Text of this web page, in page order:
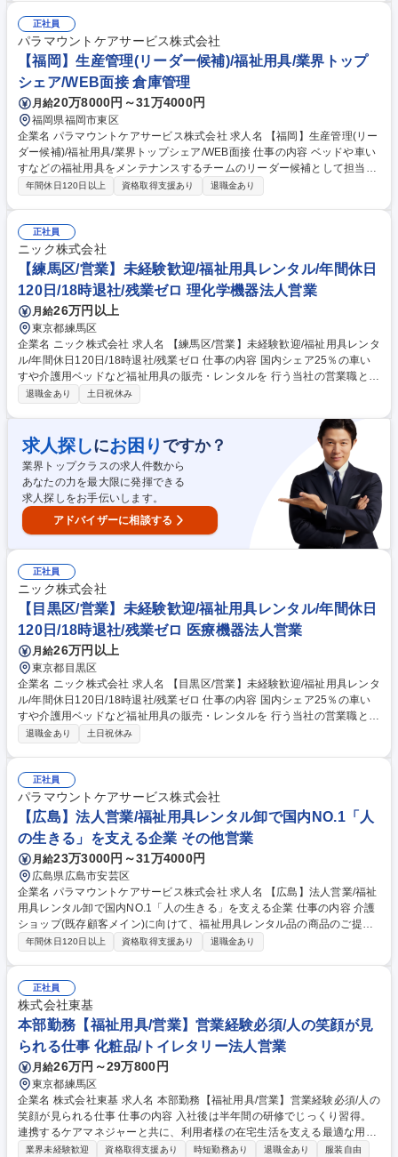
介護ショップに対して、新たなニーズが出てきた際に一番にお声がけいた
だける関係構築が重要となるため、提案力より人柄を重視しております。
既存顧客メインで1日7～10件(営業先4～5件、納品3～5件)ほど訪問。介
護ショップ向けに製品の使用方法等の勉強会を実施いただくこともありま
す。個人目標はありますがノルマでなく、拠点での目標達成を重視。 募集
職種 【長崎】法人営業/福祉用具レンタル卸で国内NO.1「人の生きる」を
支える企業
正社員
パラマウントケアサービス株式会社
【福岡】生産管理(リーダー候補)/福祉用具/業界トップ
シェア/WEB面接 倉庫管理
月給20万8000円～31万4000円
福岡県福岡市東区
企業名 パラマウントケアサービス株式会社 求人名 【福岡】生産管理(リー
ダー候補)/福祉用具/業界トップシェア/WEB面接 仕事の内容 ベッドや車い
すなどの福祉用具をメンテナンスするチームのリーダー候補として担当い
ただきます。必要な時にすぐに質の良い福祉用具を届けられるように、計
管理（システムやExcelで需要予測を行いながら、仕入やメンテナンス計
画の立案、実行）■倉庫業務（商品入出荷・商品保管の作業）■10名～15
名ほどのチームリーダーとしてメンテナンス計画の立案、実行、入出荷業
務の進捗管理 ※入社後、業務に慣れていただいた後、将来的にリーダーを
担当いただきますのでご安心ください。 募集職種 【福岡】生産管理(リー
ダー候補)/福祉用具/業界トップシェア/WEB面接
年間休日120日以上 資格取得支援あり 退職金あり
正社員
ニック株式会社
【練馬区/営業】未経験歓迎/福祉用具レンタル/年間休日
120日/18時退社/残業ゼロ 理化学機器法人営業
月給26万円以上
東京都練馬区
企業名 ニック株式会社 求人名 【練馬区/営業】未経験歓迎/福祉用具レンタ
ル/年間休日120日/18時退社/残業ゼロ 仕事の内容 国内シェア25％の車い
すや介護用ベッドなど福祉用具の販売・レンタルを 行う当社の営業職とし
て、病院や福祉施設に対する法人営業(販売メイン) と、個人の利用者様向
ジャーやユーザーへのヒアリング（身体状況・住宅状況など）から、福祉
用具の選定と提案、取扱説明、納品まで。また半年に一度、納品した商品
のチェックや利用者様の状態を確認し、必要に応じて用具の再選定を行う
など顧客サポートにも力を入れており、1人1人の要望を汲み取った営業を
行うことができます。営業1名あたり100名前後のお客様を担当します
が、長期の関係構築ができる場合も多くあります。 募集職種 【練馬区/営
業】未経験歓迎/福祉用具レンタル/年間休日120日/18時退社/残業ゼロ
退職金あり 土日祝休み
求人探しにお困り ですか？
業界トップクラスの求人件数から
あなたの力を最大限に発揮できる
求人探しをお手伝いします。
アドバイザーに相談する
正社員
ニック株式会社
【目黒区/営業】未経験歓迎/福祉用具レンタル/年間休日
120日/18時退社/残業ゼロ 医療機器法人営業
月給26万円以上
東京都目黒区
企業名 ニック株式会社 求人名 【目黒区/営業】未経験歓迎/福祉用具レンタ
ル/年間休日120日/18時退社/残業ゼロ 仕事の内容 国内シェア25％の車い
すや介護用ベッドなど福祉用具の販売・レンタルを 行う当社の営業職とし
て、病院や福祉施設に対する法人営業(販売メイン) と、個人の利用者様向
用具の選定と提案、取扱説明、納品まで。また半年に一度、納品した商品
のチェックや利用者様の状態を確認し、必要に応じて用具の再選定を行う
など顧客サポートにも力を入れており、1人1人の要望を汲み取った営業を
行うことができます。営業1名あたり100名前後のお客様を担当します
が、長期の関係構築ができる場合も多くあります。 募集職種 【目黒区/営
業】未経験歓迎/福祉用具レンタル/年間休日120日/18時退社/残業ゼロ
退職金あり 土日祝休み
正社員
パラマウントケアサービス株式会社
【広島】法人営業/福祉用具レンタル卸で国内NO.1「人
の生きる」を支える企業 その他営業
月給23万3000円～31万4000円
広島県広島市安芸区
企業名 パラマウントケアサービス株式会社 求人名 【広島】法人営業/福祉
用具レンタル卸で国内NO.1「人の生きる」を支える企業 仕事の内容 介護
ショップ(既存顧客メイン)に向けて、福祉用具レンタル品の商品のご提案
を行っていただきます。レンタル品の荷積みや手配、介護ショップの方と
介護ショップに対して、新たなニーズが出てきた際に一番にお声がけいた
だける関係構築が重要となるため、提案力より人柄を重視しております。
既存顧客メインで1日7～10件(営業先4～5件、納品3～5件)ほど訪問。介
護ショップ向けに製品の使用方法等の勉強会を実施いただくこともありま
す。個人目標はありますがノルマでなく、拠点での目標達成を重視。 募集
職種 【広島】法人営業/福祉用具レンタル卸で国内NO.1「人の生きる」を
支える企業
年間休日120日以上 資格取得支援あり 退職金あり
正社員
株式会社東基
本部勤務【福祉用具/営業】営業経験必須/人の笑顔が見
られる仕事 化粧品/トイレタリー法人営業
月給26万円～29万800円
東京都練馬区
企業名 株式会社東基 求人名 本部勤務【福祉用具/営業】営業経験必須/人の
笑顔が見られる仕事 仕事の内容 入社後は半年間の研修でじっくり習得。
連携するケアマネジャーと共に、利用者様の在宅生活を支える最適な用具
を選定。夜勤や身体介助なく、あなたの知識で「自分らしい生活」を実現
業界未経験歓迎 資格取得支援あり 時短勤務あり 退職金あり 服装自由